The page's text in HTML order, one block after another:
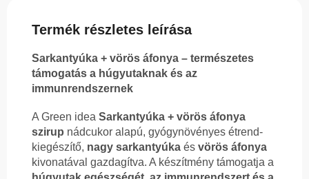
Termék részletes leírása
Sarkantyúka + vörös áfonya – természetes
támogatás a húgyutaknak és az
immunrendszernek
A Green idea Sarkantyúka + vörös áfonya
szirup nádcukor alapú, gyógynövényes étrend-
kiegészítő, nagy sarkantyúka és vörös áfonya
kivonatával gazdagítva. A készítmény támogatja a